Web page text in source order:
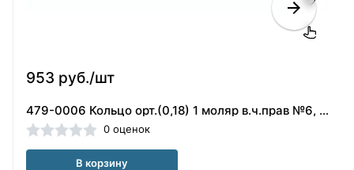
953 руб./шт
479-0006 Кольцо орт.(0,18) 1 моляр в.ч.прав №6, ORMCO
0 оценок
В корзину